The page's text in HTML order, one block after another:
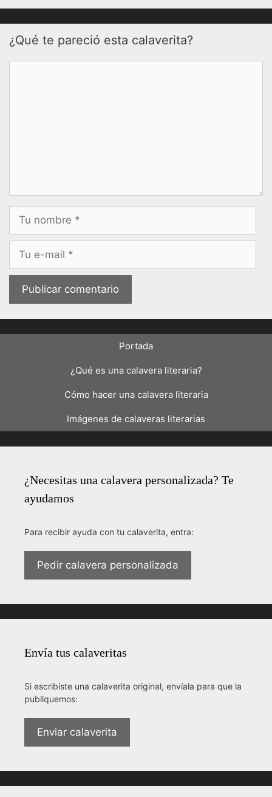
¿Qué te pareció esta calaverita?
electrónico
Portada
¿Qué es una calavera literaria?
Cómo hacer una calavera literaria
Imágenes de calaveras literarias
¿Necesitas una calavera personalizada? Te
ayudamos
Para recibir ayuda con tu calaverita, entra:
Pedir calavera personalizada
Envía tus calaveritas
Si escribiste una calaverita original, envíala para que la
publiquemos:
Enviar calaverita